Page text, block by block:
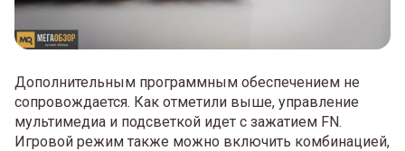
Дополнительным программным обеспечением не
сопровождается. Как отметили выше, управление
мультимедиа и подсветкой идет с зажатием FN.
Игровой режим также можно включить комбинацией,